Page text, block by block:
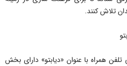
تلاش کنند.
همراه با عنوان «دیابتو» دارای بخش